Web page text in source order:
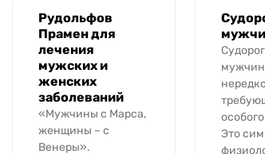
Рудольфов
Прамен для
лечения
мужских и
женских
заболеваний
«Мужчины с Марса,
женщины – с
Венеры».
Это